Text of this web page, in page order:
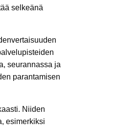
selkeänä
seurannassa ja
parantamisen
Niiden
esimerkiksi